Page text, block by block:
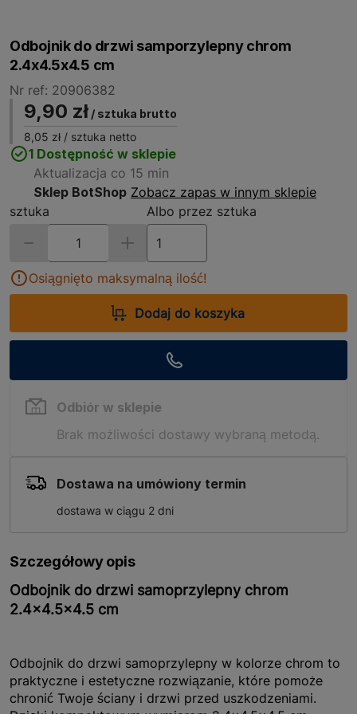
Odbojnik do drzwi samporzylepny chrom
2.4x4.5x4.5 cm
Nr ref: 20906382
9,90 zł / sztuka brutto
8,05 zł / sztuka netto
1 Dostępność w sklepie
Aktualizacja co 15 min
Sklep BotShop Zobacz zapas w innym sklepie
sztuka
Albo przez sztuka
Osiągnięto maksymalną ilość!
Dodaj do koszyka
Odbiór w sklepie
Brak możliwości dostawy wybraną metodą.
Dostawa na umówiony termin
dostawa w ciągu 2 dni
Szczegółowy opis
Odbojnik do drzwi samoprzylepny chrom
2.4x4.5x4.5 cm
Odbojnik do drzwi samoprzylepny w kolorze chrom to
praktyczne i estetyczne rozwiązanie, które pomoże
chronić Twoje ściany i drzwi przed uszkodzeniami.